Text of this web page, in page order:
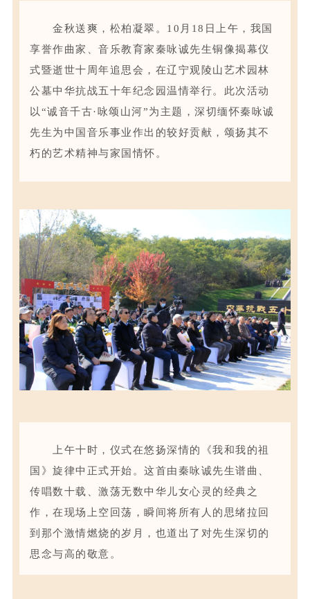
金秋送爽，松柏凝翠。 10 月 18 日
上午，我国
享誉作曲家、音乐教育家秦咏诚先生铜像揭幕仪
式暨逝世十周年追思会，在辽宁观陵山艺术园林
公墓中华抗战五十年纪念园温情举行。此次活动
以 “诚音千古·咏颂山河”为主题，深切缅怀秦咏诚
先生为中国音乐事业作出 的较好贡献，颂扬其不
朽的艺术精神与家国情怀。
上午十时，仪式在悠扬深情的《我和我的祖
国》旋律中正式开始。这首由秦咏诚先生谱曲、
传唱数十载、激荡无数中华儿女心灵的经典之
作，在现场上空回荡，瞬间将所有人的思绪拉回
到那个激情燃烧的岁月，也道出了对先生深切的
思念与高的敬意。